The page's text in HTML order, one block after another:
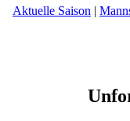
Aktuelle Saison |